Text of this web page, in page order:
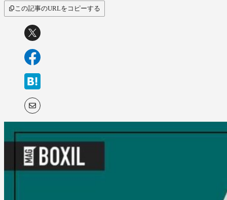
この記事のURLをコピーする